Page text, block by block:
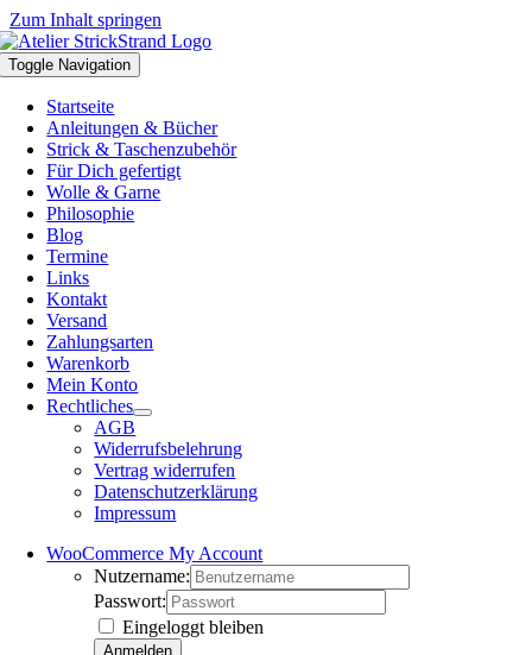
Zum Inhalt springen
Toggle Navigation
Startseite
Anleitungen & Bücher
Strick & Taschenzubehör
Für Dich gefertigt
Wolle & Garne
Philosophie
Blog
Termine
Links
Kontakt
Versand
Zahlungsarten
Warenkorb
Mein Konto
Rechtliches
AGB
Widerrufsbelehrung
Vertrag widerrufen
Datenschutzerklärung
Impressum
WooCommerce My Account
Nutzername:
Passwort:
Eingeloggt bleiben